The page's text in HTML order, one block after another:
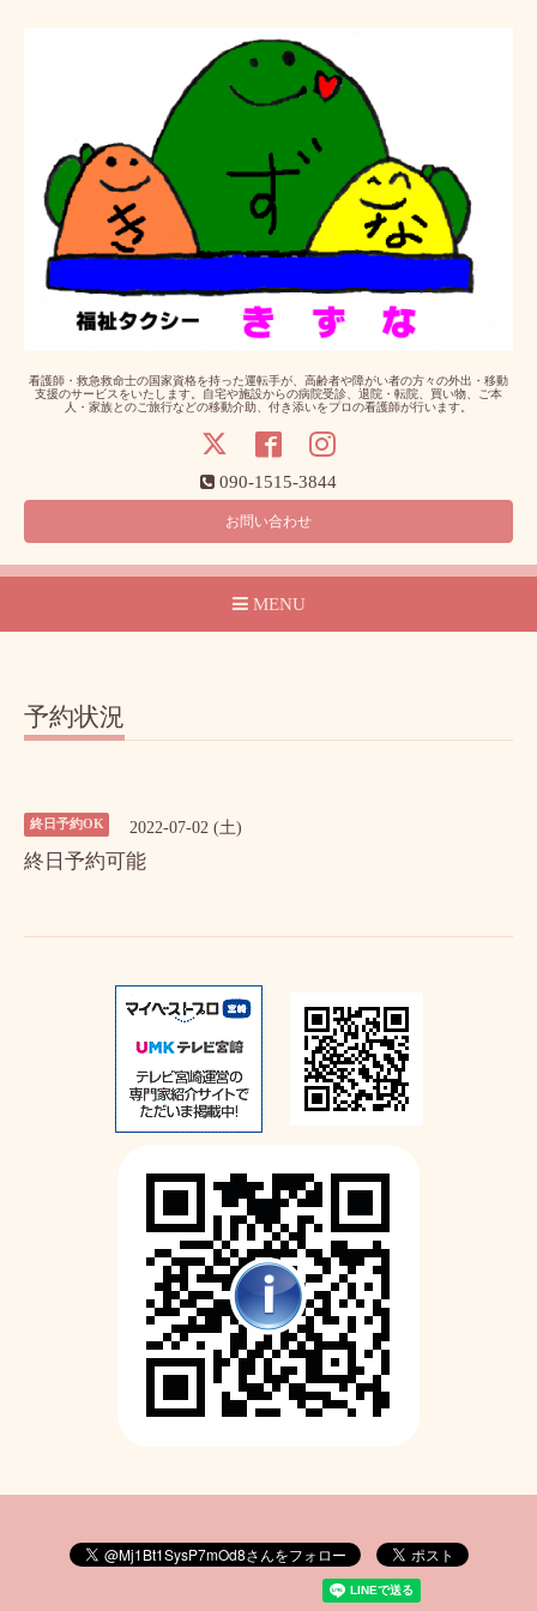
看護師・救急救命士の国家資格を持った運転手が、高齢者や障がい者の方々の外出・移動
支援のサービスをいたします。自宅や施設からの病院受診、退院・転院、買い物、ご本
人・家族とのご旅行などの移動介助、付き添いをプロの看護師が行います。
090-1515-3844
お問い合わせ
MENU
予約状況
終日予約OK 2022-07-02 (土)
終日予約可能